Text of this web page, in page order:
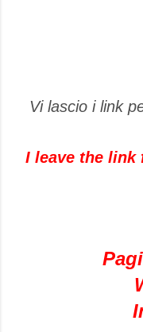
Vi lascio i link
I leave the link